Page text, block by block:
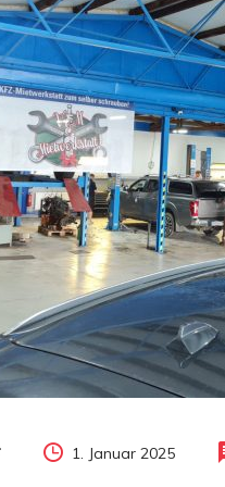
1. Januar 2025